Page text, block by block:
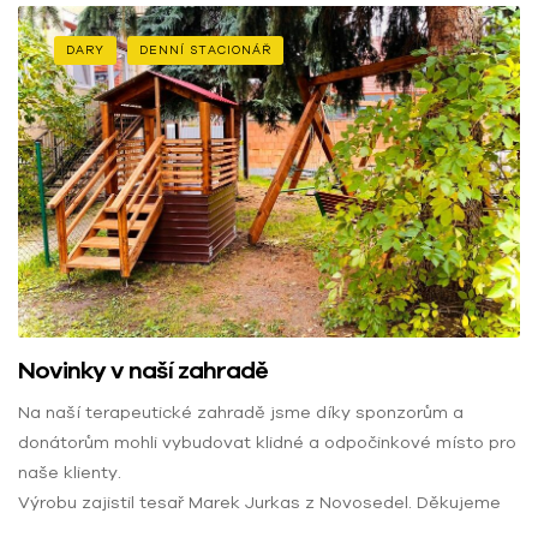
DARY DENNÍ STACIONÁŘ
Novinky v naší zahradě
Na naší terapeutické zahradě jsme díky sponzorům a
donátorům mohli vybudovat klidné a odpočinkové místo pro
naše klienty.
Výrobu zajistil tesař Marek Jurkas z Novosedel. Děkujeme